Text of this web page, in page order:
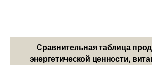
Сравнительная таблица
энергетической ценности,